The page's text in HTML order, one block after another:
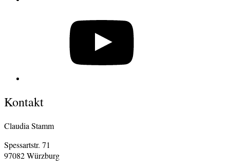
Kontakt
Claudia Stamm
Spessartstr. 71
97082 Würzburg